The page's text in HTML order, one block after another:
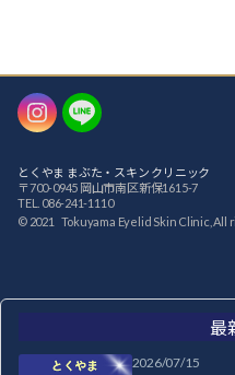
Instagram
LINE
とくやま まぶた・スキン クリニック
〒700-0945 岡山市南区新保1615-7
TEL. 086-241-1110
© 2021 Tokuyama Eyelid Skin Clinic, All
最
2026/07/15